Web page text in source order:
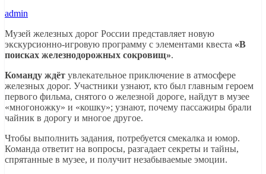
admin
Музей железных дорог России представляет новую
экскурсионно-игровую программу с элементами квеста «В
поисках железнодорожных сокровищ».
Команду ждёт увлекательное приключение в атмосфере
железных дорог. Участники узнают, кто был главным героем
первого фильма, снятого о железной дороге, найдут в музее
«многоножку» и «кошку»; узнают, почему пассажиры брали
чайник в дорогу и многое другое.
Чтобы выполнить задания, потребуется смекалка и юмор.
Команда ответит на вопросы, разгадает секреты и тайны,
спрятанные в музее, и получит незабываемые эмоции.